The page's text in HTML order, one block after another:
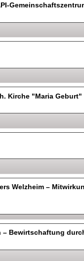
Kirche "Maria Geburt"
Welzheim –
Bewirtschaftung